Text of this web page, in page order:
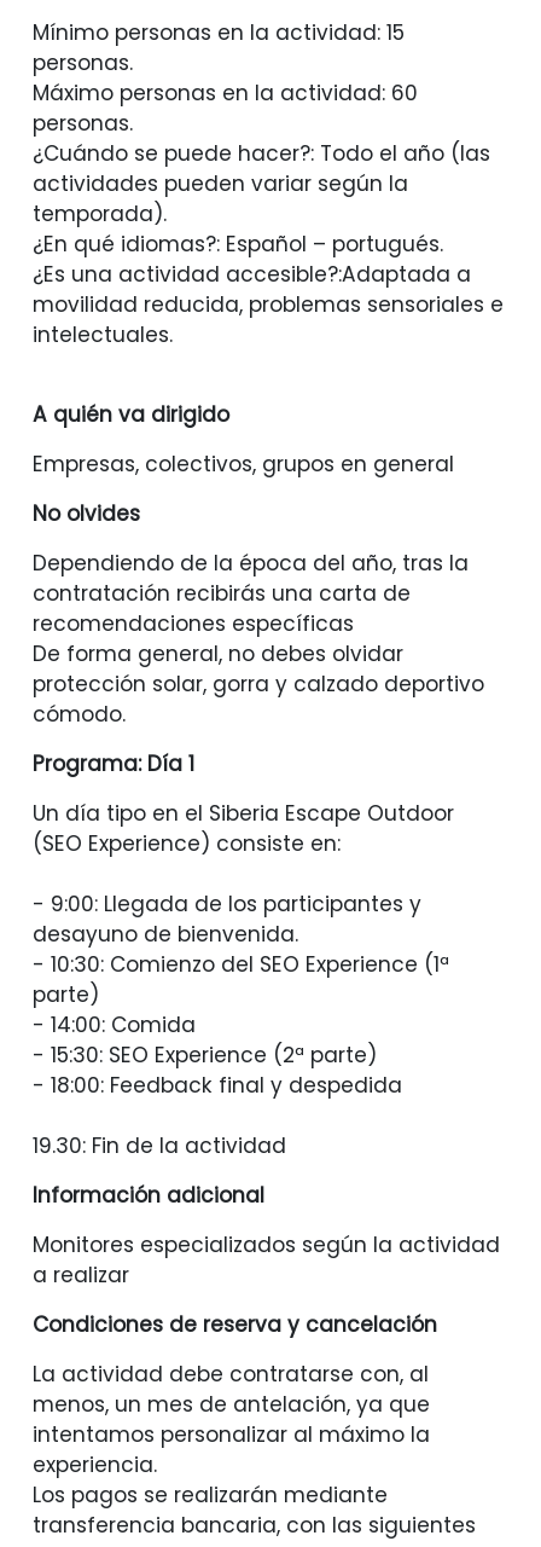
Mínimo personas en la actividad: 15
personas.
Máximo personas en la actividad: 60
personas.
¿Cuándo se puede hacer?: Todo el año (las
actividades pueden variar según la
temporada).
¿En qué idiomas?: Español – portugués.
¿Es una actividad accesible?:Adaptada a
movilidad reducida, problemas sensoriales e
intelectuales.
A quién va dirigido
Empresas, colectivos, grupos en general
No olvides
Dependiendo de la época del año, tras la
contratación recibirás una carta de
recomendaciones específicas
De forma general, no debes olvidar
protección solar, gorra y calzado deportivo
cómodo.
Programa: Día 1
Un día tipo en el Siberia Escape Outdoor
(SEO Experience) consiste en:
- 9:00: Llegada de los participantes y
desayuno de bienvenida.
- 10:30: Comienzo del SEO Experience (1ª
parte)
- 14:00: Comida
- 15:30: SEO Experience (2ª parte)
- 18:00: Feedback final y despedida
19.30: Fin de la actividad
Información adicional
Monitores especializados según la actividad
a realizar
Condiciones de reserva y cancelación
La actividad debe contratarse con, al
menos, un mes de antelación, ya que
intentamos personalizar al máximo la
experiencia.
Los pagos se realizarán mediante
transferencia bancaria, con las siguientes